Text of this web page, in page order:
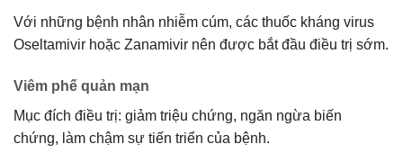
Với những bệnh nhân nhiễm cúm, các thuốc kháng virus
Oseltamivir hoặc Zanamivir nên được bắt đầu điều trị sớm.
Viêm phế quản mạn
Mục đích điều trị: giảm triệu chứng, ngăn ngừa biến
chứng, làm chậm sự tiến triển của bệnh.